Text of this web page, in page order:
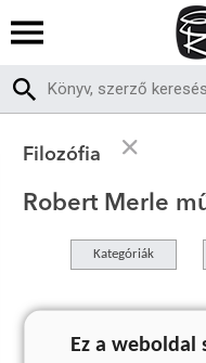
Filozófia
Robert Merle
Kategóriák
A keresett
Ez a weboldal